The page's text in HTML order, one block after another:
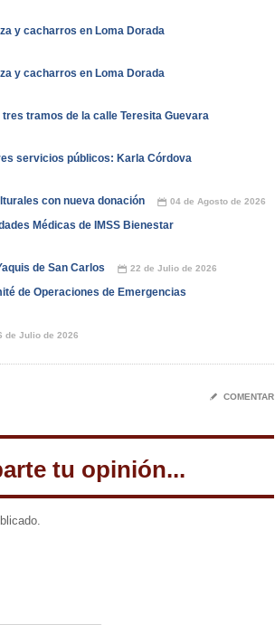
y cacharros en Loma Dorada
y cacharros en Loma Dorada
tramos de la calle Teresita Guevara
servicios públicos: Karla Córdova
con nueva donación 📅 04 de Agosto de 2026
Médicas de IMSS Bienestar
de San Carlos 📅 22 de Julio de 2026
de Operaciones de Emergencias
de Julio de 2026
✎ COMENTAR
tu opinión...